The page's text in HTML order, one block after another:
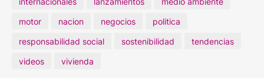
motor
nacion negocios
politica
responsabilidad social
sostenibilidad
tendencias
videos
vivienda